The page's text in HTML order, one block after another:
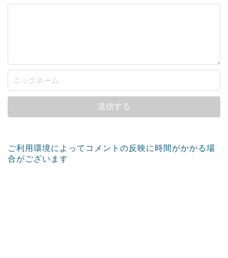
ご利用環境によってコメントの反映に時間がかかる場
合がございます